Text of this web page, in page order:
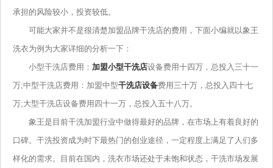
承担的风险较小，投资较低。
可能大家并不是很清楚加盟品牌干洗店的费用，下面小编就以象王
洗衣为例为大家详细的分析一下：
小型干洗店费用： 加盟小型干洗店设备费用十四万，总投入三十一
万;中型干洗店费用：加盟中型干洗店设备费用三十万，总投入四十七
万;大型干洗店设备费用四十一万，总投入五十八万。
象王是目前干洗加盟行业中做得最好的品牌，在市场上有着良好的
口碑。干洗投资成为时下最热门的创业途径，一定程度上满足了人们多
样化的需求。目前在国内，洗衣市场还处于未饱和状态，干洗市场发展